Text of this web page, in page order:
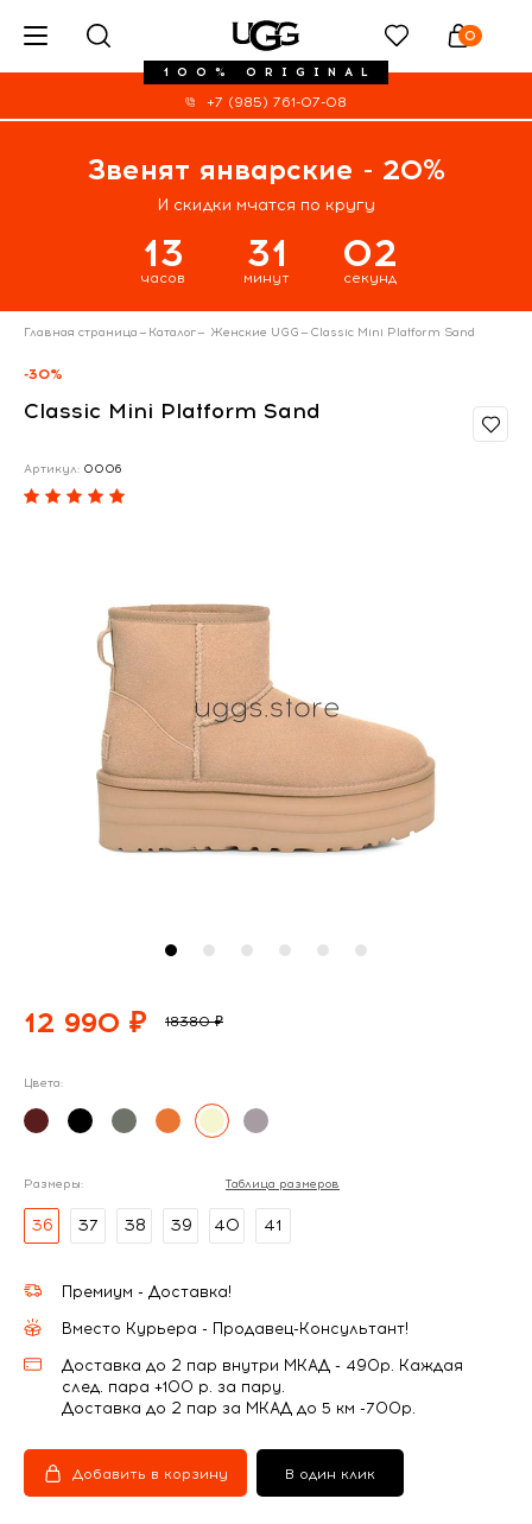
100% ORIGINAL
0
+7 (985) 761-07-08
Звенят январские - 20%
И скидки мчатся по кругу
13
часов
31
минут
02
секунд
Главная страница— Каталог— Женские UGG— Classic Mini Platform Sand
-30%
Classic Mini Platform Sand
Артикул: 0006
12 990 ₽ 18380 ₽
Цвета:
Размеры: Таблица размеров
36 37 38 39 40 41
Премиум - Доставка!
Вместо Курьера - Продавец-Консультант!
Доставка до 2 пар внутри МКАД - 490р. Каждая
след. пара +100 р. за пару.
Доставка до 2 пар за МКАД до 5 км -700р.
Добавить в корзину В один клик